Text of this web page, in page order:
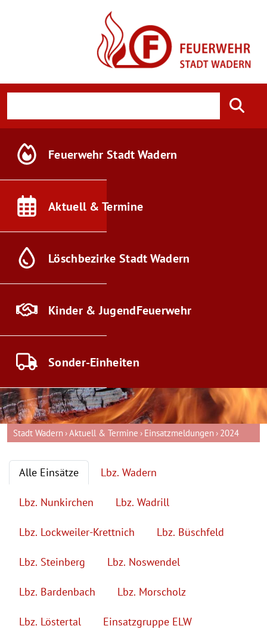
Feuerwehr Stadt Wadern
Aktuell & Termine
Löschbezirke Stadt Wadern
Kinder & JugendFeuerwehr
Sonder-Einheiten
Stadt Wadern Aktuell & Termine Einsatzmeldungen 2024
Alle Einsätze Lbz. Wadern
Lbz. Nunkirchen Lbz. Wadrill
Lbz. Lockweiler-Krettnich Lbz. Büschfeld
Lbz. Steinberg Lbz. Noswendel
Lbz. Bardenbach Lbz. Morscholz
Lbz. Löstertal Einsatzgruppe ELW